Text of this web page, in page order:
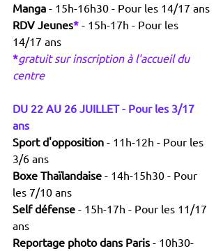
Manga - 15h-16h30 - Pour les 14/17 ans
RDV Jeunes* - 15h-17h - Pour les
14/17 ans
*gratuit sur inscription à l'accueil du
centre
DU 22 AU 26 JUILLET - Pour les 3/17
ans
Sport d'opposition - 11h-12h - Pour les
3/6 ans
Boxe Thaïlandaise - 14h-15h30 - Pour
les 7/10 ans
Self défense - 15h-17h - Pour les 11/17
ans
Reportage photo dans Paris - 10h30-